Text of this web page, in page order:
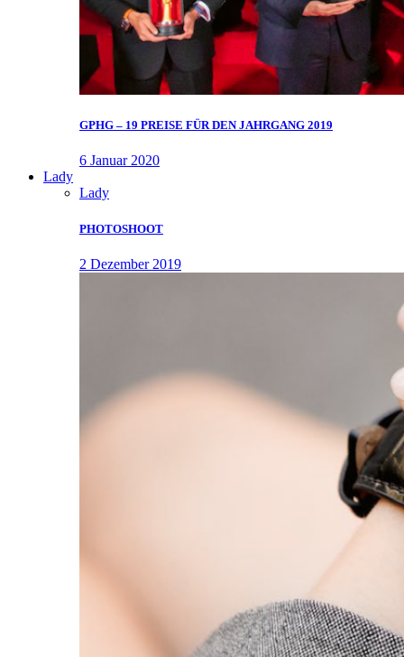
GPHG – 19 PREISE FÜR DEN JAHRGANG 2019
6 Januar 2020
Lady
Lady
PHOTOSHOOT
2 Dezember 2019